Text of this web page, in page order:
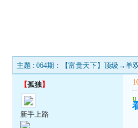
主题 : 064期：【富贵天下】顶级→单
【孤独】
新手上路
u